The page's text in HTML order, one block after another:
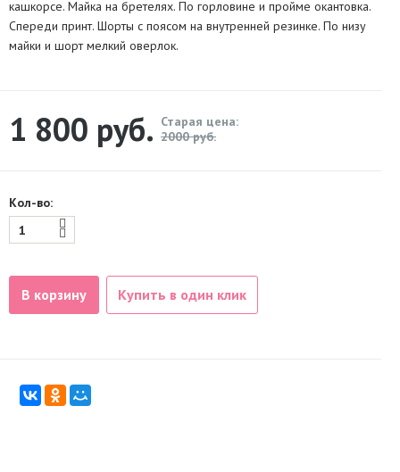
кашкорсе. Майка на бретелях. По горловине и пройме окантовка.
Спереди принт. Шорты с поясом на внутренней резинке. По низу
майки и шорт мелкий оверлок.
1 800 руб. Старая цена:
2000 руб.
Кол-во:
В корзину Купить в один клик